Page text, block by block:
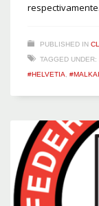
respectivamente.
PUBLISHED IN
TAGGED UNDER:
#HELVETIA